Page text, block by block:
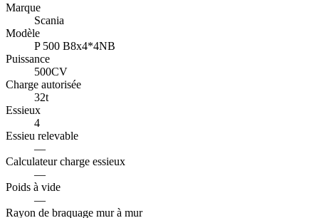
Marque
Scania
Modèle
P 500 B8x4*4NB
Puissance
500CV
Charge autorisée
32t
Essieux
4
Essieu relevable
—
Calculateur charge essieux
—
Poids à vide
—
Rayon de braquage mur à mur